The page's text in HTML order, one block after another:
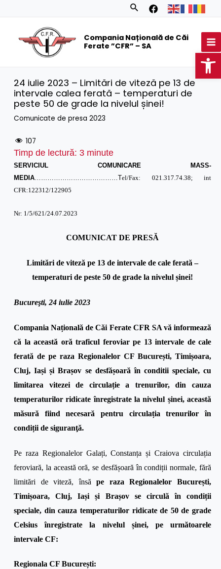
Search
Compania Națională de Căi
Ferate ”CFR” – SA
24 iulie 2023 – Limitări de viteză pe 13 de
intervale calea ferată – temperaturi de
peste 50 de grade la nivelul șinei!
Comunicate de presa 2023
107
Timp de lectură: 3 minute
SERVICIUL COMUNICARE MASS-
MEDIA…………………………………Tel/Fax: 021.317.74.38; int
CFR:122312/122905
Nr: 1/5/621/24.07.2023
COMUNICAT DE PRESĂ
Limitări de viteză pe 13 de intervale de cale ferată –
temperaturi de peste 50 de grade la nivelul șinei!
Bucureşti, 24 iulie 2023
Compania Națională de Căi Ferate CFR SA vă informează
că la această oră traficul feroviar pe 13 intervale de cale
ferată de pe raza Regionalelor CF București, Timișoara,
Cluj, Iași și Brașov se desfășoară în conditii speciale, cu
limitarea vitezei de circulație a trenurilor, din cauza
temperaturilor ridicate înregistrate la nivelul șinei, această
măsură fiind necesară pentru circulația trenurilor în
condiții de siguranţă.
Pe raza Regionalelor Galați, Constanța și Craiova circulația
feroviară, la această oră, se desfășoară în condiții normale, fără
limitări de viteză, însăpe raza Regionalelor București,
Timișoara, Cluj, Iași și Brașov se circulă în condiții
speciale, din cauza temperaturilor ridicate de 50 de grade
Celsius înregistrate la nivelul șinei, pe următoarele
intervale CF:
Regionala CF București: